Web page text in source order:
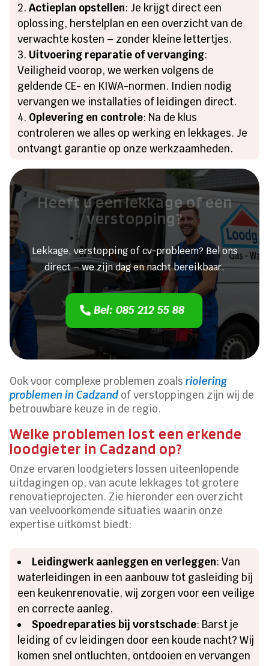
Actieplan opstellen: Je krijgt direct een
oplossing, herstelplan en een overzicht van de
verwachte kosten – zonder kleine lettertjes.
Uitvoering reparatie of vervanging:
Veiligheid voorop, we werken volgens de
geldende CE- en KIWA-normen. Indien nodig
vervangen we installaties of leidingen direct.
Oplevering en controle: Na de klus
controleren we alles op werking en lekkages. Je
ontvangt garantie op onze werkzaamheden.
Heeft u een lekkage of een
verstopping?
Lekkage, verstopping of cv-probleem? Bel ons
direct – we zijn dag en nacht bereikbaar.
Bel: 085 212 55 88
Ook voor complexe problemen zoalsriolering
problemen in Cadzand of verstoppingen zijn wij de
betrouwbare keuze in de regio.
Welke problemen lost een erkende
loodgieter in Cadzand op?
Onze ervaren loodgieters lossen uiteenlopende
uitdagingen op, van acute lekkages tot grotere
renovatieprojecten. Zie hieronder een overzicht
van veelvoorkomende situaties waarin onze
expertise uitkomst biedt:
Leidingwerk aanleggen en verleggen: Van
waterleidingen in een aanbouw tot gasleiding bij
een keukenrenovatie, wij zorgen voor een veilige
en correcte aanleg.
Spoedreparaties bij vorstschade: Barst je
leiding of cv leidingen door een koude nacht? Wij
komen snel ontluchten, ontdooien en vervangen